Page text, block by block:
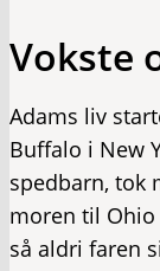
Vokste
Adams liv
Buffalo i New
spedbarn, tok
moren til Ohio
så aldri faren